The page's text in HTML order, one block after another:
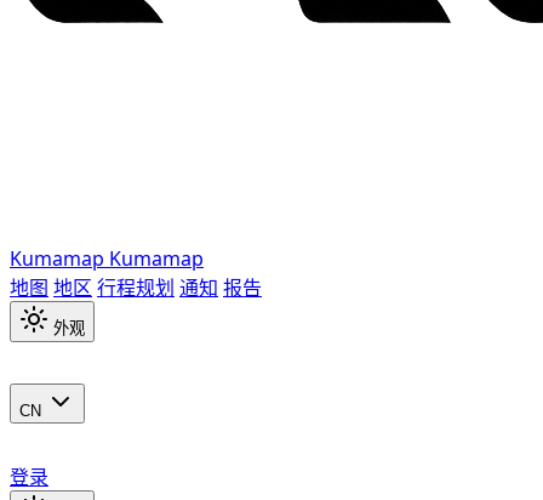
Kumamap Kumamap
地图 地区 行程规划 通知 报告
外观
CN
登录